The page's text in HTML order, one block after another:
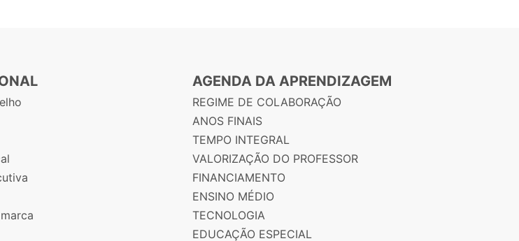
AGENDA DA APRENDIZAGEM
REGIME DE COLABORAÇÃO
ANOS FINAIS
TEMPO INTEGRAL
VALORIZAÇÃO DO PROFESSOR
FINANCIAMENTO
ENSINO MÉDIO
TECNOLOGIA
EDUCAÇÃO ESPECIAL